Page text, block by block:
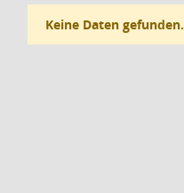
Keine Daten gefunden.